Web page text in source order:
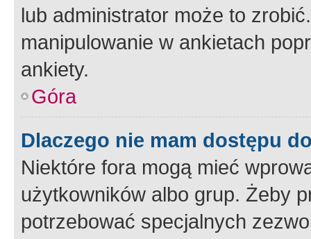
lub administrator może to
manipulowanie w ankietach
ankiety.
Góra
Dlaczego nie mam dostępu
Niektóre fora mogą mieć
użytkowników albo grup. Żeby
potrzebować specjalnych